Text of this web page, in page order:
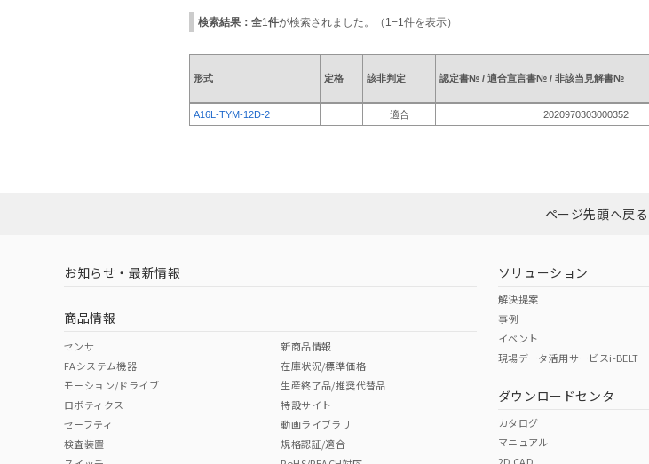
検索結果：全1 件が検索されました。（ 1 −1 件を表示）
形式 定格 該非判定 認定書№ / 適合宣言書№ / 非該当見解書№
A16L-TYM-12D-2 適合 2020970303000352
ページ先頭へ戻る
お知らせ・最新情報
商品情報
センサ
FAシステム機器
モーション/ドライブ
ロボティクス
セーフティ
検査装置
新商品情報
在庫状況/標準価格
生産終了品/推奨代替品
特設サイト
動画ライブラリ
規格認証/適合
ソリューション
解決提案
事例
イベント
現場データ活用サービスi-BELT
ダウンロードセンタ
カタログ
マニュアル
2D CAD